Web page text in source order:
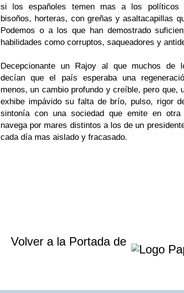
si los españoles temen mas a los políticos
bisoños, horteras, con greñas y asaltacapillas
Podemos o a los que han demostrado
habilidades como corruptos, saqueadores y
Decepcionante un Rajoy al que muchos de
decían que el país esperaba una
menos, un cambio profundo y creíble, pero que,
exhibe impávido su falta de brío, pulso, rigor
sintonía con una sociedad que emite en
navega por mares distintos a los de un
cada día mas aislado y fracasado.
Volver a la Portada de